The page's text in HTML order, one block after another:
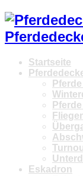
Startseite
Eskadron